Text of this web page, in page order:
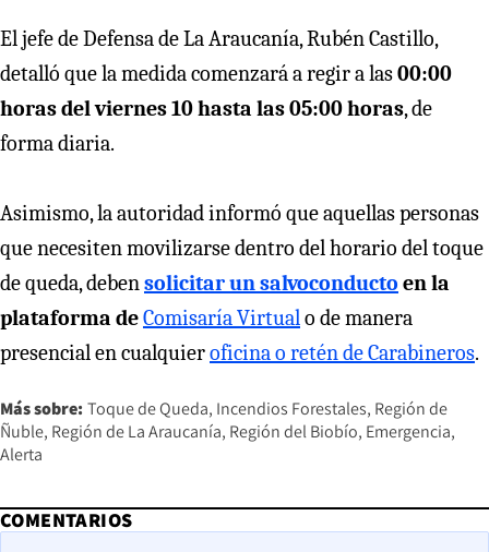
El jefe de Defensa de La Araucanía, Rubén Castillo,
detalló que la medida comenzará a regir a las00:00
horas del viernes 10 hasta las 05:00 horas, de
forma diaria.
Asimismo, la autoridad informó que aquellas personas
que necesiten movilizarse dentro del horario del toque
de queda, deben solicitar un salvoconducto en la
plataforma deComisaría Virtual o de manera
presencial en cualquieroficina o retén de Carabineros.
Más sobre: Toque de Queda Incendios Forestales Región de
Ñuble Región de La Araucanía Región del Biobío Emergencia
Alerta
COMENTARIOS